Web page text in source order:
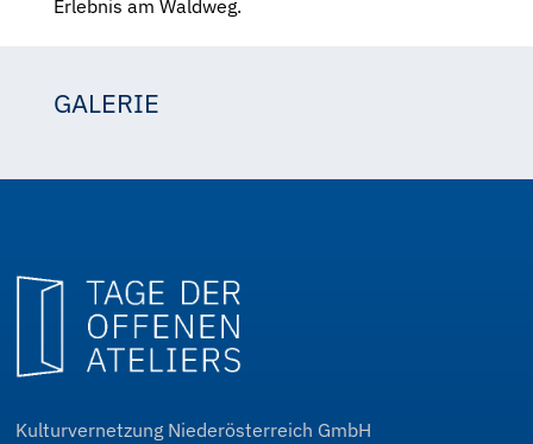
Erlebnis am Waldweg.
GALERIE
Kulturvernetzung Niederösterreich GmbH